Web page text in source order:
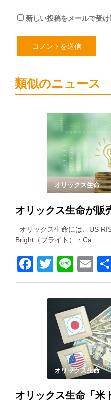
新しい投稿をメールで受
類似のニュース
オリックス生命
オリックス生命には、US
Bright（ブライト）・Ca …
Facebook
Twitter
Line
オリックス生命